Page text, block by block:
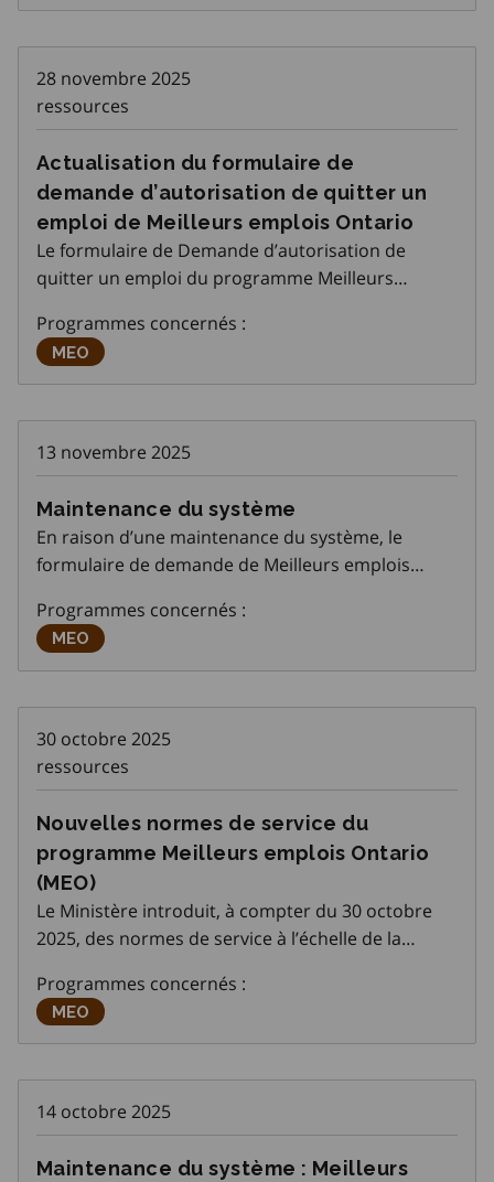
28 novembre 2025
ressources
Actualisation du formulaire de
demande d’autorisation de quitter un
emploi de Meilleurs emplois Ontario
Le formulaire de Demande d’autorisation de
quitter un emploi du programme Meilleurs
s’aligner sur tous les formulaires administratifs
existants du programme. La version actualisée du
formulaire remp
Programmes concernés :
Meilleurs emplois Ontario
MEO
13 novembre 2025
Maintenance du système
En raison d’une maintenance du système, le
formulaire de demande de Meilleurs emplois
dimanche 16 novembre 2025.
Programmes concernés :
Meilleurs emplois Ontario
MEO
30 octobre 2025
ressources
Nouvelles normes de service du
programme Meilleurs emplois Ontario
(MEO)
Le Ministère introduit, à compter du 30 octobre
2025, des normes de service à l’échelle de la
Ontario (MEO). Ces normes sont conçues pour
assurer une plus grande uniformité dans la mise
en œuvre d
Programmes concernés :
Meilleurs emplois Ontario
MEO
14 octobre 2025
Maintenance du système : Meilleurs